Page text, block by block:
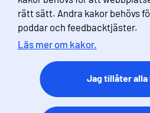
rätt sätt. Andra kakor behövs
poddar och feedbacktjäster.
Läs mer om kakor.
Jag tillåter alla
Respons
Användarvillkor
Dataskydd